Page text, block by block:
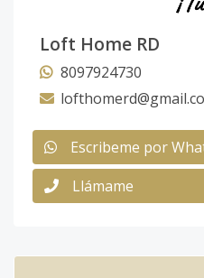
Loft Home RD
8097924730
Escribeme por
Llámame